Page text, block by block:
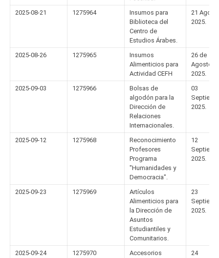
2025-08-21 1275964
Insumos para
Biblioteca del
Centro de
Estudios Árabes.
21
2025.
2025-08-26 1275965
Insumos
Alimenticios para
Actividad CEFH
26 de
Agosto
2025.
2025-09-03
1275966
Bolsas de
algodón para la
Dirección de
Relaciones
Internacionales.
03
2025.
2025-09-12 1275968
Reconocimiento
Profesores
Programa
"Humanidades y
Democracia".
12
2025.
2025-09-23 1275969
Artículos
Alimenticios para
la Dirección de
Asuntos
Estudiantiles y
Comunitarios.
23
2025.
2025-09-24 1275970
Accesorios
24